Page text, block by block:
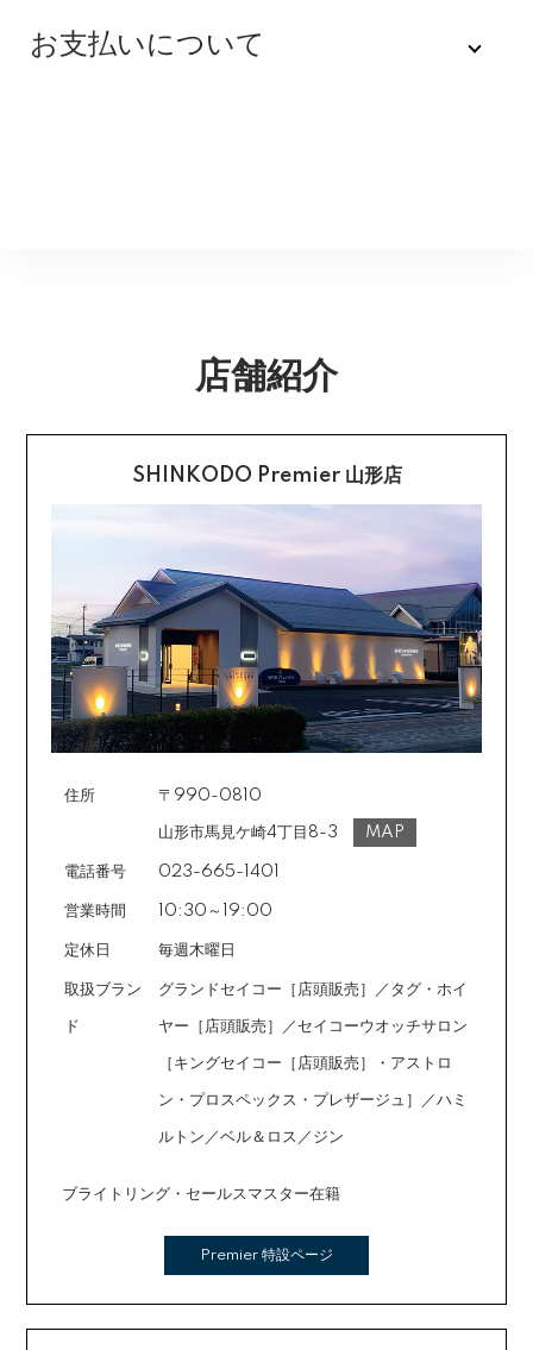
全品送料無料にてお届けいたします。
※配達時間を指定できない地域（郡部以下は時間指定不
配送・送料の詳細はこちら
不良品
不良品に該当する場合は当方で負担いたします。返送希
知らせいたしますので、その後着払いでお送りくださ
返品の詳細はこちら
お支払いについて
カード不要の分割払い 【無金利で最大
60回分割】
《ショッピングクレジット》
ご注文受付メールにあわせて、お手続き用のURLをEメ
ールまたはショートメールにてお送りいたします。必要
事項をご入力の上、お手続きをお願いいたします。分割
回数は基本的に10～60回の中からお選びいただきま
場合によっては2～6回も可能ですのでご希望のお客様は
ご注文時に備考欄でお知らせください。※ショッピングク
店舗紹介
SHINKODO Premier 山形店
住所 〒990-0810
山形市馬見ケ崎4丁目8-3 MAP
電話番号 023-665-1401
営業時間 10:30～19:00
定休日 毎週木曜日
取扱ブラン
ド
グランドセイコー［店頭販売］／タグ・ホイ
ヤー［店頭販売］／セイコーウオッチサロン
［キングセイコー［店頭販売］・アストロ
ン・プロスペックス・プレザージュ］／ハミ
ルトン／ベル＆ロス／ジン
ブライトリング・セールスマスター在籍
Premier 特設ページ